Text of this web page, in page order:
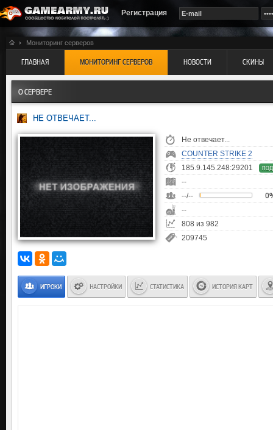
Регистрация
Мониторинг серверов
ГЛАВНАЯ МОНИТОРИНГ СЕРВЕРОВ НОВОСТИ СКИНЫ
О СЕРВЕРЕ
НЕ ОТВЕЧАЕТ...
Не отвечает...
COUNTER STRIKE 2
185.9.145.248:29201
--
--/--
--
808 из 982
209745
ИГРОКИ НАСТРОЙКИ СТАТИСТИКА ИСТОРИЯ КАРТ